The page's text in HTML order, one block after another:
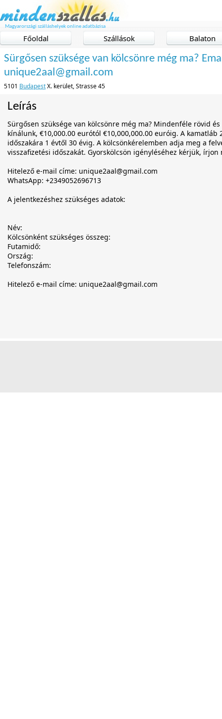
Magyarországi szálláshelyek online adatbázisa
Főoldal Szállások Balaton
Sürgősen szüksége van kölcsönre még ma?
unique2aal@gmail.com
5101 BudapestX. kerület, Strasse 45
Leírás
Sürgősen szüksége van kölcsönre még ma? Mindenféle rövid
kínálunk, €10,000.00 eurótól €10,000,000.00 euróig. A kamatláb
időszakára 1 évtől 30 évig. A kölcsönkérelemben adja meg a
visszafizetési időszakát. Gyorskölcsön igényléséhez kérjük,
Hitelező e-mail címe: unique2aal@gmail.com
WhatsApp: +2349052696713
A jelentkezéshez szükséges adatok:
Név:
Kölcsönként szükséges összeg:
Futamidő:
Ország:
Telefonszám:
Hitelező e-mail címe: unique2aal@gmail.com